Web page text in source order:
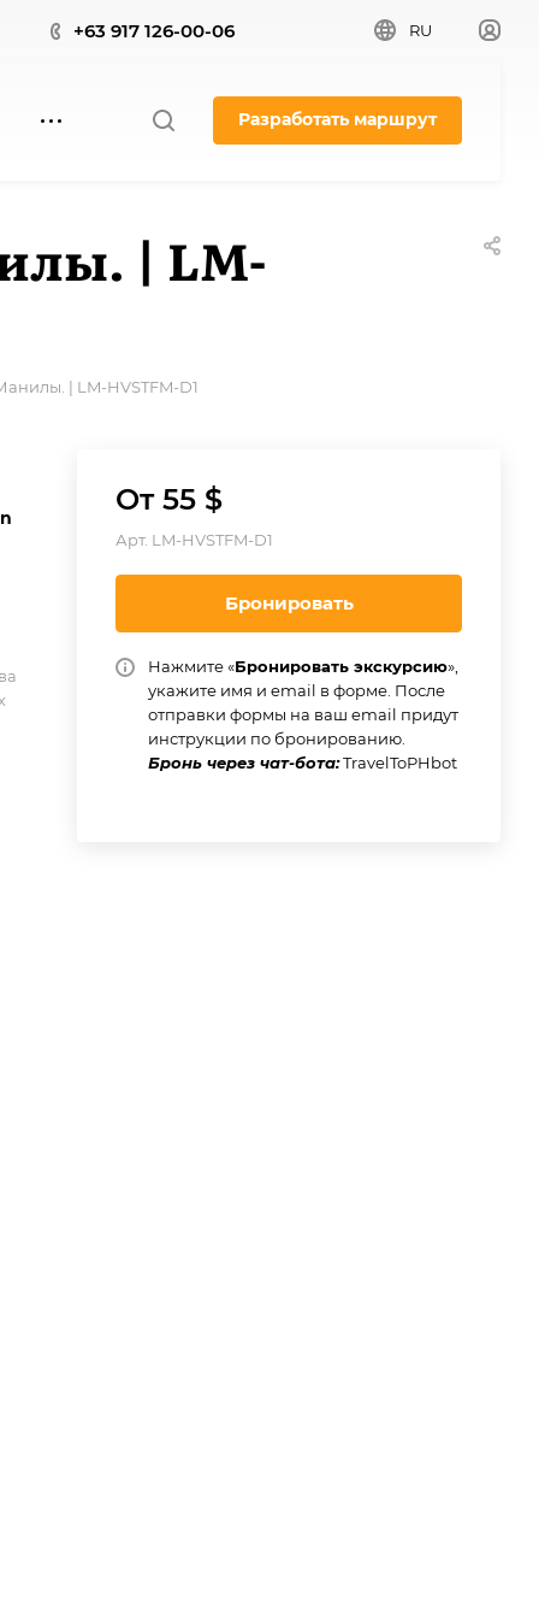
+63 917 126-00-06 RU
Разработать маршрут
| LM-
| LM-HVSTFM-D1
От 55 $
Арт. LM-HVSTFM-D1
Бронировать
Нажмите «Бронировать экскурсию»,
укажите имя и email в форме. После
отправки формы на ваш email придут
инструкции по бронированию.
Бронь через чат-бота:TravelToPHbot